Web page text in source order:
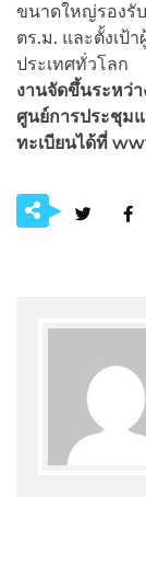
ขนาดใหญ่รองรั
ตร.ม. และตั้งเป้
ประเทศทั่วโลก
งานจัดขึ้นระหว่
ศูนย์การประชุม
ทะเบียนได้ที่